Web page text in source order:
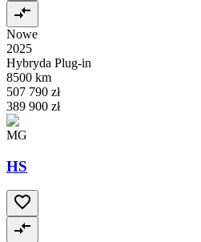
Nowe
2025
Hybryda Plug-in
8500 km
507 790 zł
389 900 zł
MG
HS